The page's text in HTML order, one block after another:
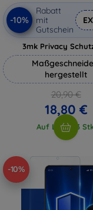
-10%
Rabatt
mit
Gutschein
3mk Privacy
hergestellt
20,90 €
18,80 €
Auf Lager 3
-10%